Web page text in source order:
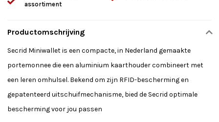
assortiment
Productomschrijving
Secrid Miniwallet is een compacte, in Nederland gemaakte
portemonnee die een aluminium kaarthouder combineert met
een leren omhulsel. Bekend om zijn RFID-bescherming en
gepatenteerd uitschuifmechanisme, bied de Secrid optimale
bescherming voor jou passen